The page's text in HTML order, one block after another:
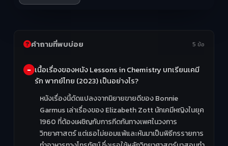
คำถามที่พบบ่อย 5 ข้อ
เนื้อเรื่องของหนัง Lessons in Chemistry บทเรียนเคมี
รัก พากย์ไทย (2023) เป็นอย่างไร?
หนังเรื่องนี้ดัดแปลงจากนิยายขายดีของ Bonnie
Garmus เล่าเรื่องของ Elizabeth Zott นักเคมีหญิงในยุค
1960 ที่ต้องเผชิญกับการกีดกันทางเพศในวงการ
วิทยาศาสตร์ แต่เธอไม่ยอมแพ้และหันมาเป็นพิธีกรรายการ